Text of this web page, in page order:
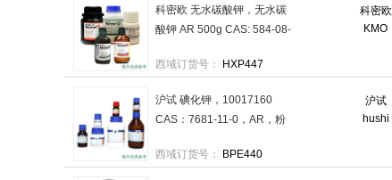
科密欧
KMO
科密欧 无水碳酸钾，无水碳
酸钾 AR 500g CAS: 584-08-
瓶/箱） 售卖规格：1瓶
西域订货号： HXP447
沪试
hushi
沪试 碘化钾，10017160
CAS：7681-11-0，AR，粉
规格：1瓶
西域订货号： BPE440